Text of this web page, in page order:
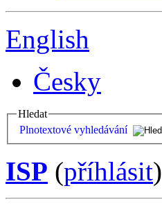
English
Česky
Hledat
Plnotextové vyhledávání
ISP (příhlásit)